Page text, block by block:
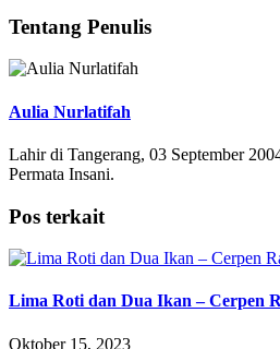
Tentang Penulis
Aulia Nurlatifah
Lahir di Tangerang, 03 September
Permata Insani.
Pos terkait
Lima Roti dan Dua Ikan – Cerpen
Oktober 15, 2023